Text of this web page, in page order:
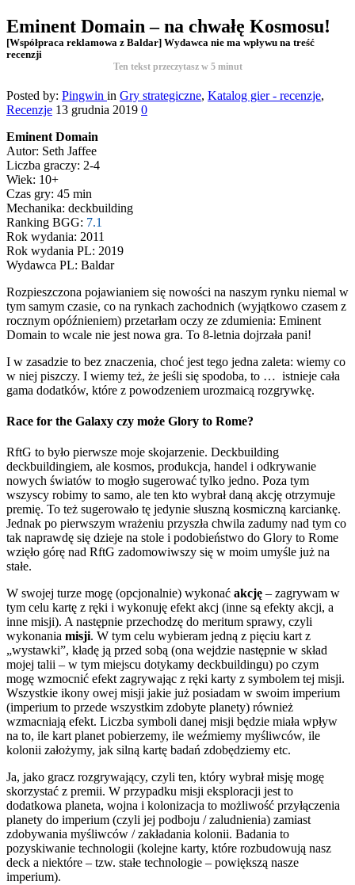
Eminent Domain – na chwałę Kosmosu!
[Współpraca reklamowa z Baldar] Wydawca nie ma wpływu na treść
recenzji
Ten tekst przeczytasz w 5 minut
Posted by: Pingwin in Gry strategiczne, Katalog gier - recenzje,
Recenzje 13 grudnia 2019 0
Eminent Domain
Autor: Seth Jaffee
Liczba graczy: 2-4
Wiek: 10+
Czas gry: 45 min
Mechanika: deckbuilding
Ranking BGG: 7.1
Rok wydania: 2011
Rok wydania PL: 2019
Wydawca PL: Baldar
Rozpieszczona pojawianiem się nowości na naszym rynku niemal w
tym samym czasie, co na rynkach zachodnich (wyjątkowo czasem z
rocznym opóźnieniem) przetarłam oczy ze zdumienia: Eminent
Domain to wcale nie jest nowa gra. To 8-letnia dojrzała pani!
I w zasadzie to bez znaczenia, choć jest tego jedna zaleta: wiemy co
w niej piszczy. I wiemy też, że jeśli się spodoba, to … istnieje cała
gama dodatków, które z powodzeniem urozmaicą rozgrywkę.
Race for the Galaxy czy może Glory to Rome?
RftG to było pierwsze moje skojarzenie. Deckbuilding
deckbuildingiem, ale kosmos, produkcja, handel i odkrywanie
nowych światów to mogło sugerować tylko jedno. Poza tym
wszyscy robimy to samo, ale ten kto wybrał daną akcję otrzymuje
premię. To też sugerowało tę jedynie słuszną kosmiczną karciankę.
Jednak po pierwszym wrażeniu przyszła chwila zadumy nad tym co
tak naprawdę się dzieje na stole i podobieństwo do Glory to Rome
wzięło górę nad RftG zadomowiwszy się w moim umyśle już na
stałe.
W swojej turze mogę (opcjonalnie) wykonać akcję – zagrywam w
tym celu kartę z ręki i wykonuję efekt akcj (inne są efekty akcji, a
inne misji). A następnie przechodzę do meritum sprawy, czyli
wykonania misji. W tym celu wybieram jedną z pięciu kart z
„wystawki”, kładę ją przed sobą (ona wejdzie następnie w skład
mojej talii – w tym miejscu dotykamy deckbuildingu) po czym
mogę wzmocnić efekt zagrywając z ręki karty z symbolem tej misji.
Wszystkie ikony owej misji jakie już posiadam w swoim imperium
(imperium to przede wszystkim zdobyte planety) również
wzmacniają efekt. Liczba symboli danej misji będzie miała wpływ
na to, ile kart planet pobierzemy, ile weźmiemy myśliwców, ile
kolonii założymy, jak silną kartę badań zdobędziemy etc.
Ja, jako gracz rozgrywający, czyli ten, który wybrał misję mogę
skorzystać z premii. W przypadku misji eksploracji jest to
dodatkowa planeta, wojna i kolonizacja to możliwość przyłączenia
planety do imperium (czyli jej podboju / zaludnienia) zamiast
zdobywania myśliwców / zakładania kolonii. Badania to
pozyskiwanie technologii (kolejne karty, które rozbudowują nasz
deck a niektóre – tzw. stałe technologie – powiększą nasze
imperium).